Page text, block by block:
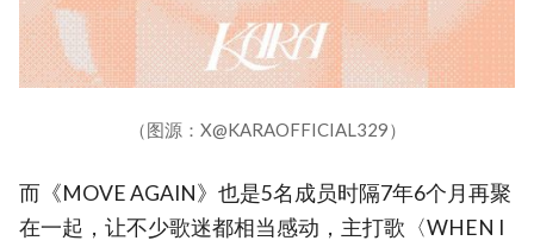
（图源：X@KARAOFFICIAL329）
而《MOVE AGAIN》也是5名成员时隔7年6个月再聚
在一起，让不少歌迷都相当感动，主打歌〈WHEN I